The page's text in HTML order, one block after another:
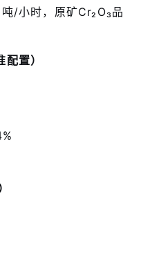
/小时，原矿Cr₂O₃品
置）